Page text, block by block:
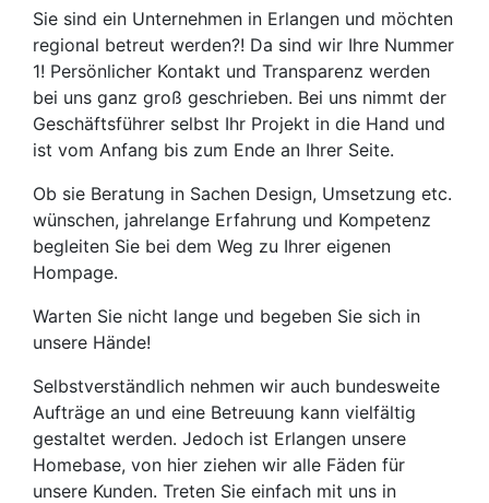
Sie sind ein Unternehmen in Erlangen und möchten
regional betreut werden?! Da sind wir Ihre Nummer
1! Persönlicher Kontakt und Transparenz werden
bei uns ganz groß geschrieben. Bei uns nimmt der
Geschäftsführer selbst Ihr Projekt in die Hand und
ist vom Anfang bis zum Ende an Ihrer Seite.
Ob sie Beratung in Sachen Design, Umsetzung etc.
wünschen, jahrelange Erfahrung und Kompetenz
begleiten Sie bei dem Weg zu Ihrer eigenen
Hompage.
Warten Sie nicht lange und begeben Sie sich in
unsere Hände!
Selbstverständlich nehmen wir auch bundesweite
Aufträge an und eine Betreuung kann vielfältig
gestaltet werden. Jedoch ist Erlangen unsere
Homebase, von hier ziehen wir alle Fäden für
unsere Kunden. Treten Sie einfach mit uns in